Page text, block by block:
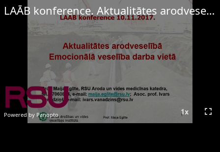
Powered by Panopto
LAĀB konference. Aktualitātes arodveselībā, emocionālā veselība darba vidē_10112017
1x fullscreen